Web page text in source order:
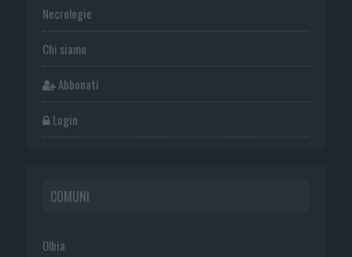
Necrologie
Chi siamo
Abbonati
Login
COMUNI
Olbia